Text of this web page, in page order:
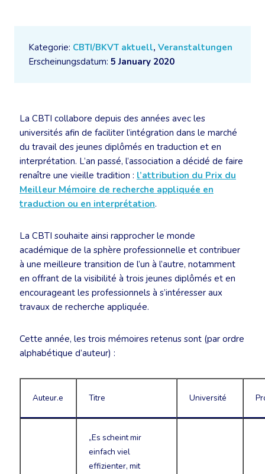
Kategorie: CBTI/BKVT aktuell, Veranstaltungen
Erscheinungsdatum: 5 January 2020
La CBTI collabore depuis des années avec les
universités afin de faciliter l’intégration dans le marché
du travail des jeunes diplômés en traduction et en
interprétation. L’an passé, l’association a décidé de faire
renaître une vieille tradition : l’attribution du Prix du
Meilleur Mémoire de recherche appliquée en
traduction ou en interprétation.
La CBTI souhaite ainsi rapprocher le monde
académique de la sphère professionnelle et contribuer
à une meilleure transition de l’un à l’autre, notamment
en offrant de la visibilité à trois jeunes diplômés et en
encourageant les professionnels à s’intéresser aux
travaux de recherche appliquée.
Cette année, les trois mémoires retenus sont (par ordre
alphabétique d’auteur) :
Auteur.e Titre Université
„Es scheint mir
einfach viel
effizienter, mit